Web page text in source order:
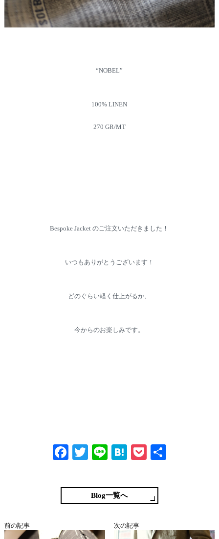
“NOBEL”
100% LINEN
270 GR/MT
Bespoke Jacket のご注文いただきました！
いつもありがとうございます！
どのぐらい軽く仕上がるか、
今からのお楽しみです。
Fa
bo
ok
T
tte
r
Li
H
en
a
P
ke
t
Blog一覧へ
前の記事 次の記事